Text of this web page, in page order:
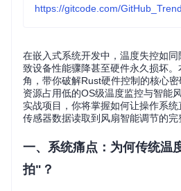
https://gitcode.com/
在嵌入式系统开发中，温度失控如
致设备性能骤降甚至硬件永久损坏
角，带你破解Rust硬件控制的核心密
资源占用低的OS级温度监控与智能
实战项目，你将掌握如何让操作系
传感器数据读取到风扇智能调节的完
一、系统痛点：为何传统温
拍"？